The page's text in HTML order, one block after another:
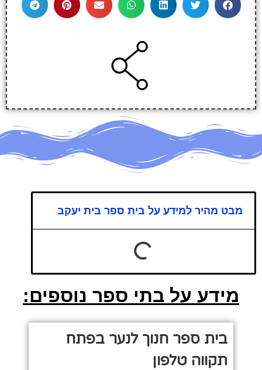
מבט מהיר למידע על בית ספר בית יעקב
מידע על בתי ספר נוספים:
בית ספר חנוך לנער בפתח
תקווה טלפון